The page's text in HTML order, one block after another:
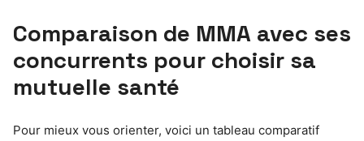
Comparaison de MMA avec ses
concurrents pour choisir sa
mutuelle santé
Pour mieux vous orienter, voici un tableau comparatif